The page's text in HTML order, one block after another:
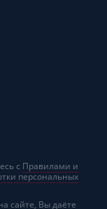
с Правилами и
персональных
сайте, Вы даёте